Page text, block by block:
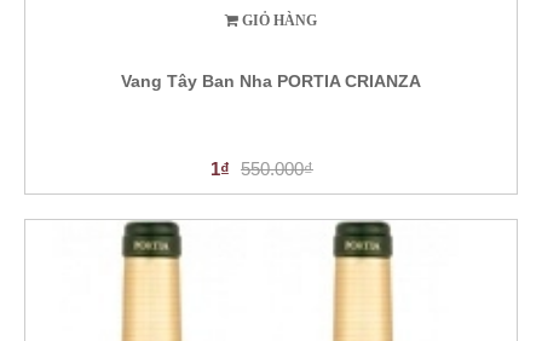
GIỎ HÀNG
Vang Tây Ban Nha PORTIA CRIANZA
1₫ 550.000₫